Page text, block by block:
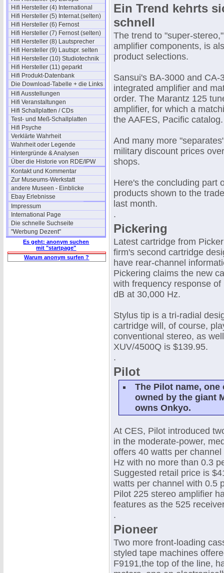
Hifi Hersteller (4) International
Hifi Hersteller (5) Internat.(selten)
Hifi Hersteller (6) Fernost
Hifi Hersteller (7) Fernost (selten)
Hifi Hersteller (8) Lautsprecher
Hifi Hersteller (9) Lautspr. selten
Hifi Hersteller (10) Studiotechnik
Hifi Hersteller (11) geparkt
Hifi Produkt-Datenbank
Die Download-Tabelle + die Links
Hifi Ausstellungen
Hifi Veranstaltungen
Hifi Schallplatten / CDs
Test- und Meß-Schallplatten
Hifi Psyche
Verklärte Wahrheit
Wahrheit oder Legende
Hintergründe & Analysen
Über die Historie von RDE/IPW
Kontakt und Kommentar
Zur Museums-Werkstatt
andere Museen - Einblicke
Ebay Erlebnisse
Impressum
International Page
Die schnelle Suchseite
"Werbung Dezent"
Es geht: anonym suchen
mit "startpage"
Warum anonym surfen ?
Ein Trend kehrts
schnell
The trend to "super-
amplifier components, is
product selections.
Sansui's BA-3000 and
integrated amplifier and
order. The Marantz 125
amplifier, for which a
the AAFES, Pacific catalog.
And many more
military discount prices
shops.
Here's the concluding part
products shown to the
last month.
.
Pickering
Latest cartridge from
firm's second cartridge
have rear-channel
Pickering claims the new
with frequency response
dB at 30,000 Hz.
Stylus tip is a tri-radial
cartridge will, of course,
conventional stereo, as
XUV/4500Q is $139.95.
.
Pilot
The Pilot name,
owned by the giant
owns Onkyo.
At CES, Pilot introduced
in the moderate-power,
offers 40 watts per
Hz with no more than 0.3
Suggested retail price is
watts per channel with 0.5
Pilot 225 stereo amplifier
features as the 525
.
Pioneer
Two more front-loading
styled tape machines
F9191,the top of the line,